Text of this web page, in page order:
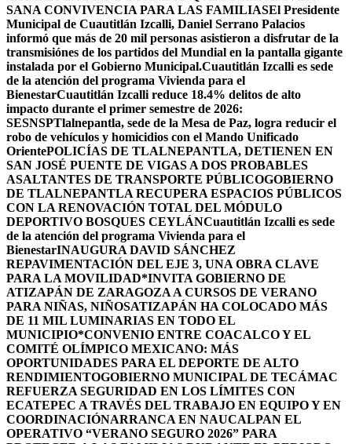
SANA CONVIVENCIA PARA LAS FAMILIASEl Presidente
Municipal de Cuautitlán Izcalli, Daniel Serrano Palacios
informó que más de 20 mil personas asistieron a disfrutar de la
transmisiónes de los partidos del Mundial en la pantalla gigante
instalada por el Gobierno Municipal.Cuautitlán Izcalli es sede
de la atención del programa Vivienda para el
BienestarCuautitlán Izcalli reduce 18.4% delitos de alto
impacto durante el primer semestre de 2026:
SESNSPTlalnepantla, sede de la Mesa de Paz, logra reducir el
robo de vehículos y homicidios con el Mando Unificado
OrientePOLICÍAS DE TLALNEPANTLA, ​DETIENEN EN
SAN JOSÉ PUENTE DE VIGAS A DOS PROBABLES
ASALTANTES DE TRANSPORTE PÚBLICOGOBIERNO
DE TLALNEPANTLA RECUPERA ESPACIOS PÚBLICOS
CON LA RENOVACIÓN TOTAL DEL MÓDULO
DEPORTIVO BOSQUES CEYLÁNCuautitlán Izcalli es sede
de la atención del programa Vivienda para el
BienestarINAUGURA DAVID SÁNCHEZ
REPAVIMENTACIÓN DEL EJE 3, UNA OBRA CLAVE
PARA LA MOVILIDAD*INVITA GOBIERNO DE
ATIZAPÁN DE ZARAGOZA A CURSOS DE VERANO
PARA NIÑAS, NIÑOSATIZAPÁN HA COLOCADO MÁS
DE 11 MIL LUMINARIAS EN TODO EL
MUNICIPIO*CONVENIO ENTRE COACALCO Y EL
COMITÉ OLÍMPICO MEXICANO: MÁS
OPORTUNIDADES PARA EL DEPORTE DE ALTO
RENDIMIENTOGOBIERNO MUNICIPAL DE TECÁMAC
REFUERZA SEGURIDAD EN LOS LÍMITES CON
ECATEPEC A TRAVÉS DEL TRABAJO EN EQUIPO Y EN
COORDINACIÓNARRANCA EN NAUCALPAN EL
OPERATIVO “VERANO SEGURO 2026” PARA